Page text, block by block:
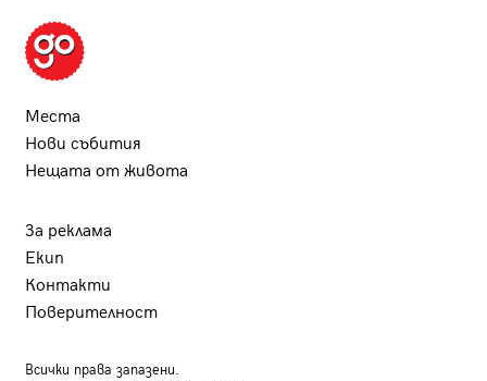
Места
Нови събития
Нещата от живота
За реклама
Екип
Контакти
Поверителност
Всички права запазени.